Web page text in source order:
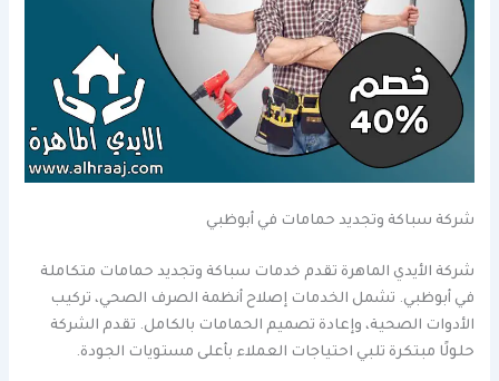
شركة سباكة وتجديد حمامات في أبوظبي
شركة الأيدي الماهرة تقدم خدمات سباكة وتجديد حمامات متكاملة
في أبوظبي. تشمل الخدمات إصلاح أنظمة الصرف الصحي، تركيب
الأدوات الصحية، وإعادة تصميم الحمامات بالكامل. تقدم الشركة
حلولًا مبتكرة تلبي احتياجات العملاء بأعلى مستويات الجودة.